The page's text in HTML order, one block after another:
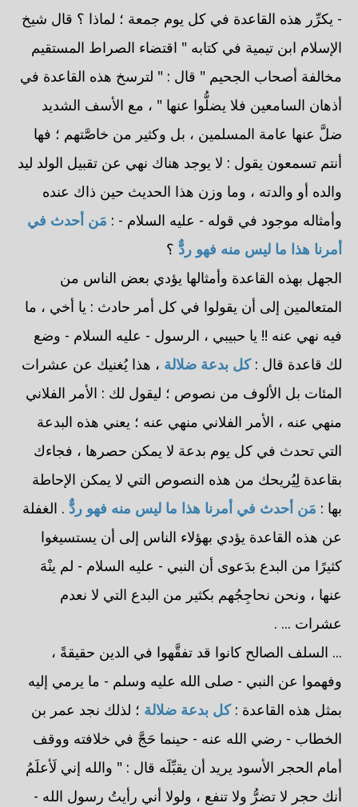
- يكرِّر هذه القاعدة في كل يوم جمعة ؛ لماذا ؟ قال شيخ
الإسلام ابن تيمية في كتابه " اقتضاء الصراط المستقيم
مخالفة أصحاب الجحيم " قال : " لترسخ هذه القاعدة في
أذهان السامعين فلا يضلُّوا عنها " ، مع الأسف الشديد
ضلَّ عنها عامة المسلمين ، بل وكثير من خاصَّتهم ؛ فها
أنتم تسمعون يقول : لا يوجد هناك نهي عن تقبيل الولد ليد
والده أو والدته ، وما وزن هذا الحديث حين ذاك عنده
وأمثاله موجود في قوله - عليه السلام - : مَن أحدث في
أمرنا هذا ما ليس منه فهو ردٌّ ؟
الجهل بهذه القاعدة وأمثالها يؤدي بعض الناس من
المتعالمين إلى أن يقولوا في كل أمر حادث : يا أخي ، ما
فيه نهي عنه !! يا حبيبي ، الرسول - عليه السلام - وضع
لك قاعدة قال :كل بدعة ضلالة ، هذا يُغنيك عن عشرات
المئات بل الألوف من نصوص ؛ ليقول لك : الأمر الفلاني
منهي عنه ، الأمر الفلاني منهي عنه ؛ يعني هذه البدعة
التي تحدث في كل يوم بدعة لا يمكن حصرها ، فجاءك
بقاعدة لِيُريحك من هذه النصوص التي لا يمكن الإحاطة
بها : مَن أحدث في أمرنا هذا ما ليس منه فهو ردٌّ . الغفلة
عن هذه القاعدة يؤدي بهؤلاء الناس إلى أن يستسيغوا
كثيرًا من البدع بدَعوى أن النبي - عليه السلام - لم ينْهَ
عنها ، ونحن نحاجِجُهم بكثير من البدع التي لا نعدم
عشرات ... .
... السلف الصالح كانوا قد تفقَّهوا في الدين حقيقةً ،
وفهموا عن النبي - صلى الله عليه وسلم - ما يرمي إليه
بمثل هذه القاعدة :كل بدعة ضلالة ؛ لذلك نجد عمر بن
الخطاب - رضي الله عنه - حينما حَجَّ في خلافته ووقف
أمام الحجر الأسود يريد أن يقبِّلَه قال : " والله إني لَأعلَمُ
أنك حجر لا تضرُّ ولا تنفع ، ولولا أني رأيتُ رسول الله -